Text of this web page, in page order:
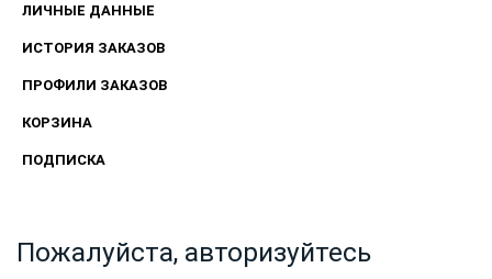
ЛИЧНЫЕ ДАННЫЕ
ИСТОРИЯ ЗАКАЗОВ
ПРОФИЛИ ЗАКАЗОВ
КОРЗИНА
ПОДПИСКА
Пожалуйста, авторизуйтесь